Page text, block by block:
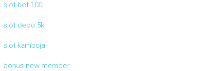
slot bet 100
slot depo 5k
slot kamboja
bonus new member